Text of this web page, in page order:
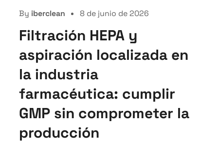
By iberclean 8 de junio de 2026
Filtración HEPA y
aspiración localizada en
la industria
farmacéutica: cumplir
GMP sin comprometer la
producción